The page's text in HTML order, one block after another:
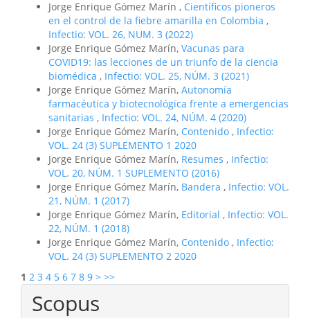
Jorge Enrique Gómez Marín , Científicos pioneros
en el control de la fiebre amarilla en Colombia ,
Infectio: VOL. 26, NUM. 3 (2022)
Jorge Enrique Gómez Marín, Vacunas para
COVID19: las lecciones de un triunfo de la ciencia
biomédica , Infectio: VOL. 25, NÚM. 3 (2021)
Jorge Enrique Gómez Marín, Autonomía
farmacéutica y biotecnológica frente a emergencias
sanitarias , Infectio: VOL. 24, NÚM. 4 (2020)
Jorge Enrique Gómez Marín, Contenido , Infectio:
VOL. 24 (3) SUPLEMENTO 1 2020
Jorge Enrique Gómez Marín, Resumes , Infectio:
VOL. 20, NÚM. 1 SUPLEMENTO (2016)
Jorge Enrique Gómez Marín, Bandera , Infectio: VOL.
21, NÚM. 1 (2017)
Jorge Enrique Gómez Marín, Editorial , Infectio: VOL.
22, NÚM. 1 (2018)
Jorge Enrique Gómez Marín, Contenido , Infectio:
VOL. 24 (3) SUPLEMENTO 2 2020
1 2 3 4 5 6 7 8 9 > >>
Scopus